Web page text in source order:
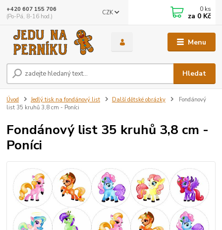
Menu
CZK
Hledat
+420 607 155 706
(Po-Pá, 8-16 hod.)
0 ks
za 0 Kč
Úvod Jedlý tisk na fondánový list Další dětské obrázky
Fondánový
list 35 kruhů 3,8 cm - Poníci
Fondánový list 35 kruhů 3,8 cm -
Poníci